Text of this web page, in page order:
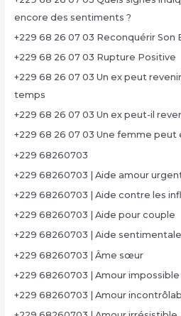
encore des sentiments ?
+229 68 26 07 03 Reconquérir Son
+229 68 26 07 03 Rupture Positive
+229 68 26 07 03 Un ex peut
temps
+229 68 26 07 03 Un ex peut-il
+229 68 26 07 03 Une femme
+229 68260703
+229 68260703 | Aide amour
+229 68260703 | Aide contre les
+229 68260703 | Aide pour couple
+229 68260703 | Aide
+229 68260703 | Âme sœur
+229 68260703 | Amour impossible
+229 68260703 | Amour